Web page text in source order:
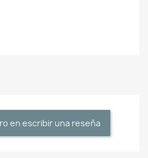
en escribir una reseña